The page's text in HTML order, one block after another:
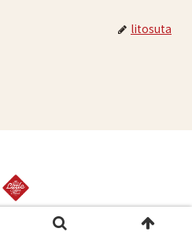
litosuta
Coffee Stand.